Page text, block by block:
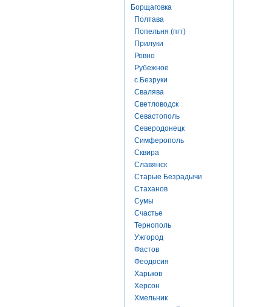
Борщаговка
Полтава
Попельня (пгт)
Прилуки
Ровно
Рубежное
с.Безруки
Свалява
Светловодск
Севастополь
Северодонецк
Симферополь
Сквира
Славянск
Старые Безрадычи
Стаханов
Сумы
Счастье
Тернополь
Ужгород
Фастов
Феодосия
Харьков
Херсон
Хмельник